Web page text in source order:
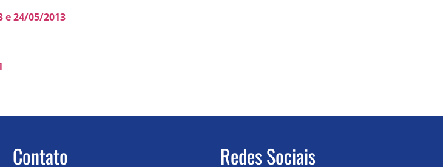
e 24/05/2013
Contato Redes Sociais